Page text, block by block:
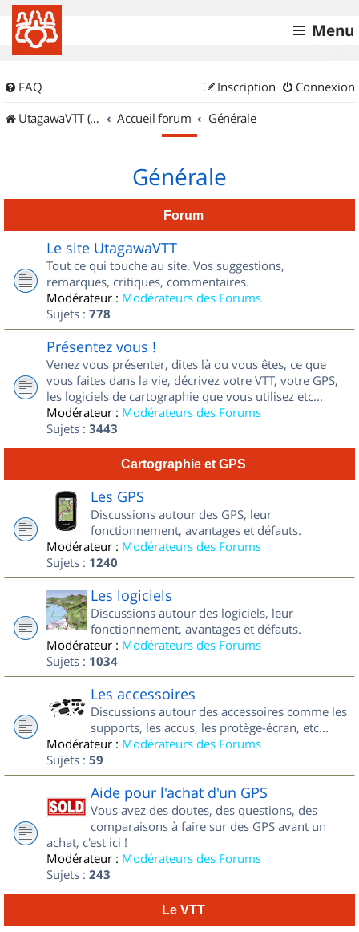
Menu
FAQ Connexion
Inscription
UtagawaVTT (Randos VTT et VTTAE avec traces GPS)
Accueil forum Générale
Générale
Forum
Le site UtagawaVTT
Tout ce qui touche au site. Vos suggestions,
remarques, critiques, commentaires.
Modérateur : Modérateurs des Forums
Sujets : 778
Présentez vous !
Venez vous présenter, dites là ou vous êtes, ce que
vous faites dans la vie, décrivez votre VTT, votre GPS,
les logiciels de cartographie que vous utilisez etc...
Modérateur : Modérateurs des Forums
Sujets : 3443
Cartographie et GPS
Les GPS
Discussions autour des GPS, leur
fonctionnement, avantages et défauts.
Modérateur : Modérateurs des Forums
Sujets : 1240
Les logiciels
Discussions autour des logiciels, leur
fonctionnement, avantages et défauts.
Modérateur : Modérateurs des Forums
Sujets : 1034
Les accessoires
Discussions autour des accessoires comme les
supports, les accus, les protège-écran, etc...
Modérateur : Modérateurs des Forums
Sujets : 59
Aide pour l'achat d'un GPS
Vous avez des doutes, des questions, des
comparaisons à faire sur des GPS avant un
achat, c'est ici !
Modérateur : Modérateurs des Forums
Sujets : 243
Le VTT